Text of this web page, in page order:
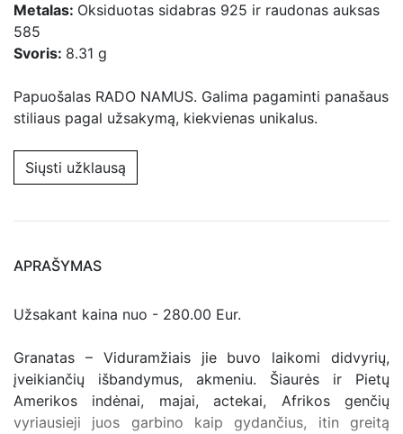
Metalas: Oksiduotas sidabras 925 ir raudonas auksas
585
Svoris: 8.31 g
Papuošalas RADO NAMUS. Galima pagaminti panašaus
stiliaus pagal užsakymą, kiekvienas unikalus.
Siųsti užklausą
APRAŠYMAS
Užsakant kaina nuo - 280.00 Eur.
Granatas – Viduramžiais jie buvo laikomi didvyrių,
įveikiančių išbandymus, akmeniu. Šiaurės ir Pietų
Amerikos indėnai, majai, actekai, Afrikos genčių
vyriausieji juos garbino kaip gydančius, itin greitą